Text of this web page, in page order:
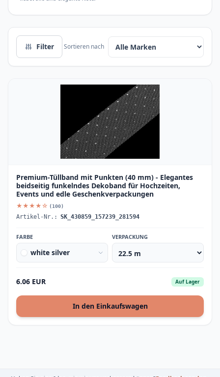
Filter Sortieren nach
Premium-Tüllband mit Punkten (40 mm) - Elegantes
beidseitig funkelndes Dekoband für Hochzeiten,
Events und edle Geschenkverpackungen
★★★★☆ (100)
Artikel-Nr.: SK_430859_157239_281594
FARBE
white silver
VERPACKUNG
6.06 EUR Auf Lager
In den Einkaufswagen